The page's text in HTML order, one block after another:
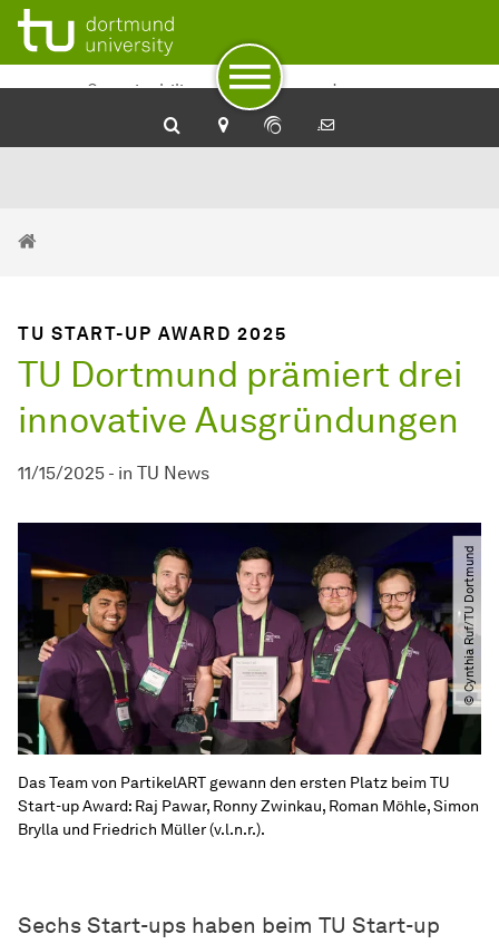
To path indicator
To navigation
To quick access
To footer with other services
To content
To the home page
Sustainability at TU Dortmund
University
You are here:
Home
TU START-UP AWARD 2025
TU Dortmund prämiert drei
innovative Ausgründungen
11/15/2025 - in TU News
© Cynthia Ruf​​/​​TU Dortmund
Das Team von PartikelART gewann den ersten Platz beim TU
Start-up Award: Raj Pawar, Ronny Zwinkau, Roman Möhle, Simon
Brylla und Friedrich Müller (v.l.n.r.).
Sechs Start-ups haben beim TU Start-up